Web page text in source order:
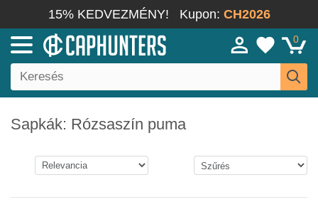
15% KEDVEZMÉNY! Kupon: CH2026
0
Sapkák: Rózsaszín puma